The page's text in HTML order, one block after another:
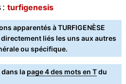
: turfigenesis
apparentés à TURFIGENÈSE
liés les uns aux autres
ou spécifique.
dans la page 4 des mots en Tdu